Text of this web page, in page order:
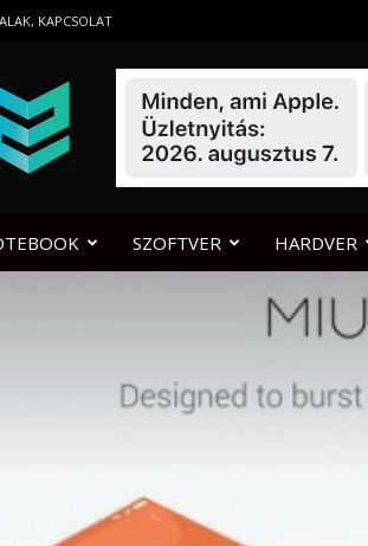
KAPCSOLAT
SZOFTVER HARDVER